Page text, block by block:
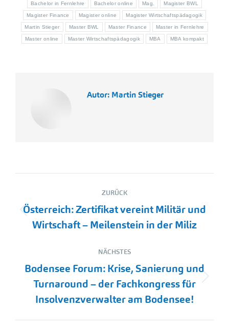
Bachelor in Fernlehre Bachelor online Mag. Magister BWL
Magister Finance Magister online Magister Wirtschaftspädagogik
Martin Stieger Master BWL Master Finance Master in Fernlehre
Master online Master Wirtschaftspädagogik MBA MBA kompakt
Autor: Martin Stieger
Kommentarnavigation
ZURÜCK
Vorheriger
Beitrag:
Österreich: Zertifikat vereint Militär und
Wirtschaft – Meilenstein in der Miliz
NÄCHSTES
Nächster
Beitrag:
Bodensee Forum: Krise, Sanierung und
Turnaround – der Fachkongress für
Insolvenzverwalter am Bodensee!